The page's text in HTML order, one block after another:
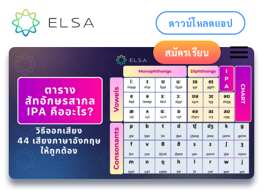
ดาวน์โหลดแอป
สมัครเรียน